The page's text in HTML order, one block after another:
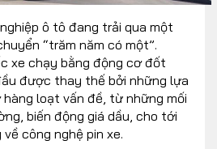
ô tô đang trải qua một
“trăm năm có một”.
xe chạy bằng động cơ đốt
được thay thế bởi những lựa
loạt vấn đề, từ những mối
biến động giá dầu, cho tới
công nghệ pin xe.